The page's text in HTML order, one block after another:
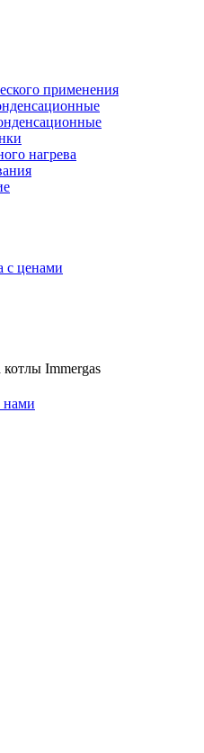
применения
нагрева
с ценами
котлы Immergas
нами